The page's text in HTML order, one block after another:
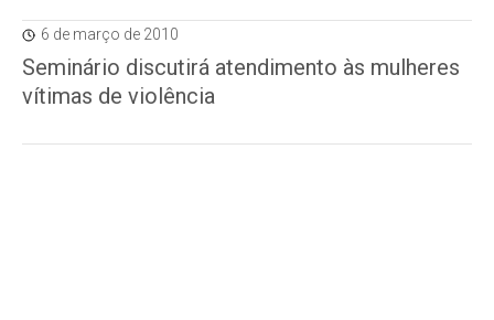
6 de março de 2010
Seminário discutirá atendimento às mulheres
vítimas de violência